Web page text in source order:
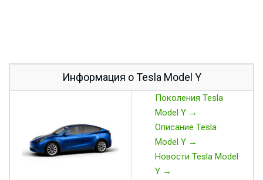
Информация о Tesla Model Y
Поколения Tesla
Model Y →
Описание Tesla
Model Y →
Новости Tesla Model
Y →